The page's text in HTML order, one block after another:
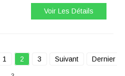
Voir Les Détails
1 2 3 Suivant Dernier